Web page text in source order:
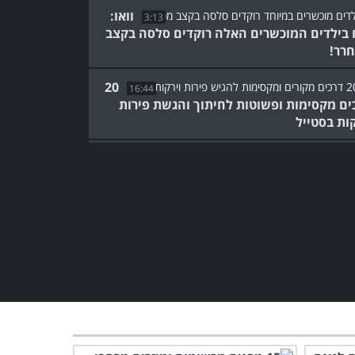
3:13
וואו:
בילדים המוכשרים האלה רוקדים סלסה בקצב
16:44
20
מקסימות ופשוטות לחיתוך והגשת פירות
בסטייל
מתכוונים כשמדברים על